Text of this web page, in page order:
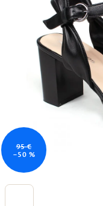
95 €
–50 %